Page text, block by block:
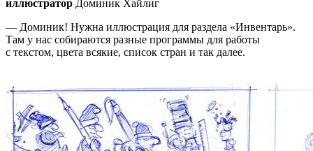
иллюстратор Доминик Хайлиг
— Доминик! Нужна иллюстрация для раздела «Инвентарь».
Там у нас собираются разные программы для работы
с текстом, цвета всякие, список стран и так далее.